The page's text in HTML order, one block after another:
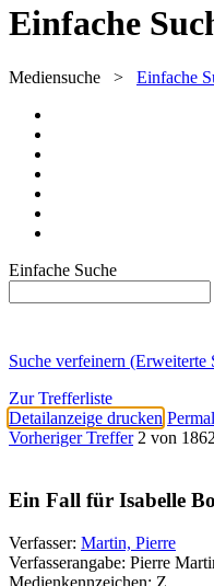
Einfache
Mediensuche > Einfache
Einfache Suche
Suche verfeinern (Erweiterte
Zur Trefferliste
Detailanzeige drucken
Vorheriger Treffer 2 von
Ein Fall für Isabelle
Verfasser: Martin, Pierre
Verfasserangabe: Pierre
Medienkennzeichen: Z